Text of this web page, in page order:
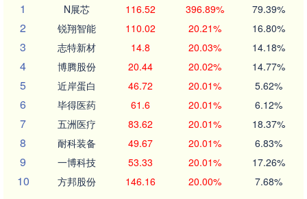
1
N展芯 116.52 396.89% 79.39%
2 锐翔智能 110.02 20.21% 16.80%
3 志特新材 14.8 20.03% 14.18%
4 博腾股份 20.44 20.02% 14.77%
5 近岸蛋白 46.72 20.01% 5.62%
6 毕得医药 61.6 20.01% 6.12%
7 五洲医疗 83.62 20.01% 18.37%
8 耐科装备 49.67 20.01% 6.83%
9 一博科技 53.33 20.01% 17.26%
10 方邦股份 146.16 20.00% 7.68%